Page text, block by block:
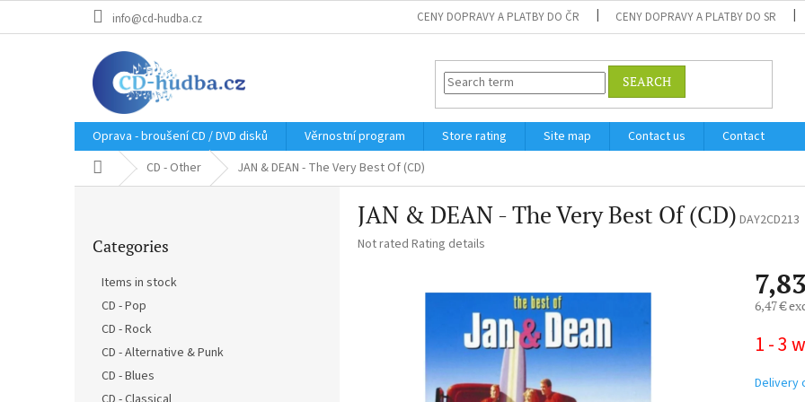
info@cd-hudba.cz CENY DOPRAVY A PLATBY DO ČR CENY DOPRAVY A PLATBY DO SR
SEARCH
Oprava - broušení CD / DVD disků Věrnostní program Store rating Site map Contact us
Contact
Home CD - Other JAN & DEAN - The Very Best Of (CD)
categories
Categories
Items in stock
CD - Pop
CD - Rock
CD - Alternative & Punk
CD - Blues
JAN & DEAN - The Very Best Of (CD) DAY2CD213
The
Not rated Rating details
6,47 €
price:
1 - 3
Delivery